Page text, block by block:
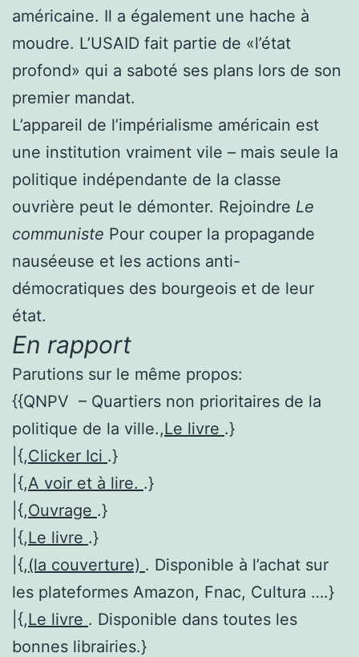
américaine. Il a également une hache à
moudre. L’USAID fait partie de «l’état
profond» qui a saboté ses plans lors de son
premier mandat.
L’appareil de l’impérialisme américain est
une institution vraiment vile – mais seule la
politique indépendante de la classe
ouvrière peut le démonter. Rejoindre Le
communiste Pour couper la propagande
nauséeuse et les actions anti-
démocratiques des bourgeois et de leur
état.
En rapport
Parutions sur le même propos:
{{QNPV – Quartiers non prioritaires de la
politique de la ville.,Le livre .}
|{,Clicker Ici .}
|{,A voir et à lire. .}
|{,Ouvrage .}
|{,Le livre .}
|{,(la couverture) . Disponible à l’achat sur
les plateformes Amazon, Fnac, Cultura ….}
|{,Le livre . Disponible dans toutes les
bonnes librairies.}